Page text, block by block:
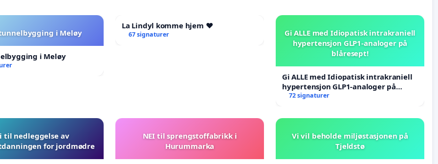
i Meløy
i Meløy
La Lindyl komme hjem ❤️
67 signaturer
Gi ALLE med Idiopatisk intrakraniell
hypertensjon GLP1-analoger på
blåresept!
Gi ALLE med Idiopatisk intrakraniell
hypertensjon GLP1-analoger på
blåresept!
72 signaturer
til nedleggelse av
for jordmødre
NEI til sprengstoffabrikk i
Hurummarka
Vi vil beholde miljøstasjonen på
Tjeldstø